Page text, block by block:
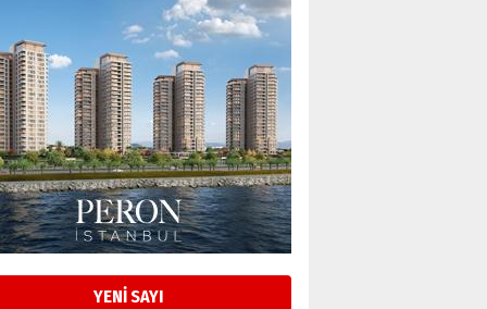
YENİ SAYI
Esat BİNDESEN